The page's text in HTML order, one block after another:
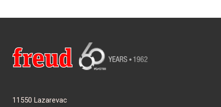
11550 Lazarevac